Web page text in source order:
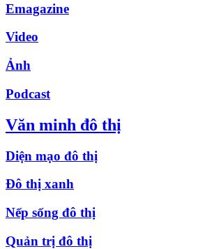
Emagazine
Video
Ảnh
Podcast
Văn minh đô thị
Diện mạo đô thị
Đô thị xanh
Nếp sống đô thị
Quản trị đô thị